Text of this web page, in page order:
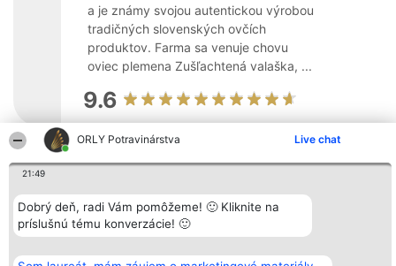
ORLY Potravinárstva Live chat
21:49
Dobrý deň, radi Vám pomôžeme! 🙂 Kliknite na
príslušnú tému konverzácie! 🙂
a je známy svojou autentickou výrobou
tradičných slovenských ovčích
produktov. Farma sa venuje chovu
oviec plemena Zušľachtená valaška, ...
9.6
Organizátor hodnotenia
Bright Side Solutions sp. z o.
ul. Ruska 22
Wrocław 50-079
KRS 0000749100 | Regon
381313360 | NIP 8943132676
+48 508 492 400
Hodnotenie
wszystkich
Laureatów
Podmienky
Obchodné
podmienky
Kontakt